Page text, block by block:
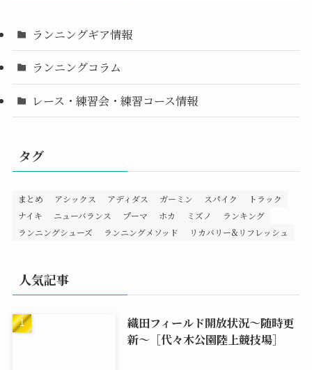
ランニングギア情報
ランニングコラム
レース・練習会・練習コース情報
タグ
まとめ アシックス アディダス ガーミン スパイク
トラック
ナイキ
ニューバランス プーマ ホカ ミズノ
ランキング
ランニングシューズ
ランニングメソッド リカバリー&リフレッシュ
人気記事
織田フィールド開放状況～随時更
新～［代々木公園陸上競技場］